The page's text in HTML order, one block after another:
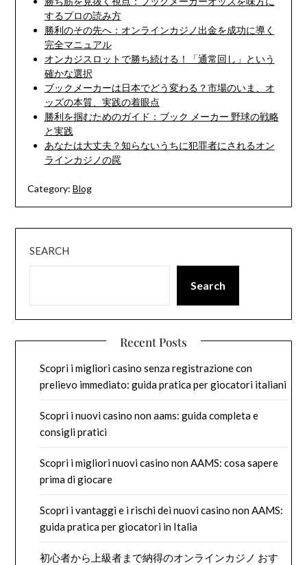
するプロの読み方
勝利のその先へ：オンラインカジノ出金を成功に導く
完全マニュアル
オンカジスロットで勝ち続ける！「通常回し」という
確かな選択
ブックメーカーは日本でどう変わる？市場のいま、オ
ッズの本質、実践の着眼点
勝利を掴むためのガイド：ブック メーカー 野球の戦略
と実践
あなたは大丈夫？知らないうちに犯罪者にされるオン
ラインカジノの罠
Category: Blog
SEARCH
Search
Recent Posts
Scopri i migliori casino senza registrazione con
prelievo immediato: guida pratica per giocatori italiani
Scopri i nuovi casino non aams: guida completa e
consigli pratici
Scopri i migliori nuovi casino non AAMS: cosa sapere
prima di giocare
Scopri i vantaggi e i rischi dei nuovi casino non AAMS:
guida pratica per giocatori in Italia
初心者から上級者まで納得のオンラインカジノ おす